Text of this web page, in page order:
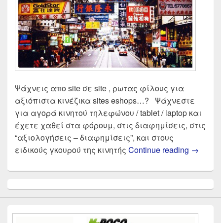
Ψάχνεις απο site σε site , ρωτας φίλους για
αξιόπιστα κινέζικα sites eshops…? Ψάχνεστε
για αγορά κινητού τηλεφώνου / tablet / laptop και
έχετε χαθεί στα φόρουμ, στις διαφημίσεις, στις
“αξιολογήσεις – διαφημίσεις”, και στους
ειδικούς γκουρού της κινητής Continue reading →
Sidebar
Widget